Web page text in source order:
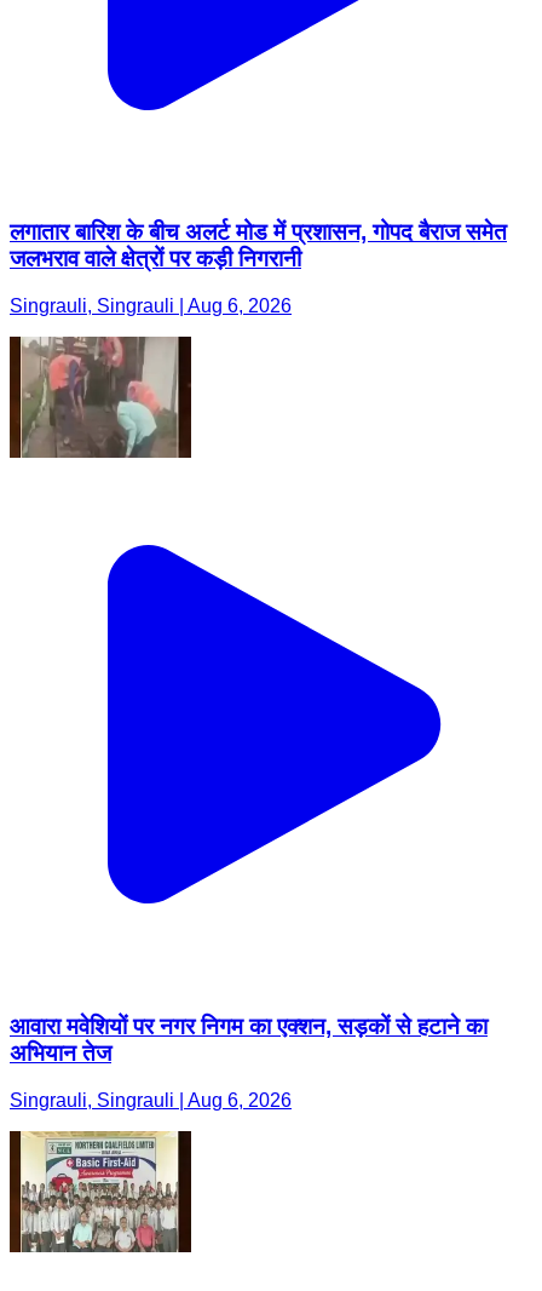
लगातार बारिश के बीच अलर्ट मोड में प्रशासन, गोपद बैराज समेत
जलभराव वाले क्षेत्रों पर कड़ी निगरानी
Singrauli, Singrauli | Aug 6, 2026
आवारा मवेशियों पर नगर निगम का एक्शन, सड़कों से हटाने का
अभियान तेज
Singrauli, Singrauli | Aug 6, 2026